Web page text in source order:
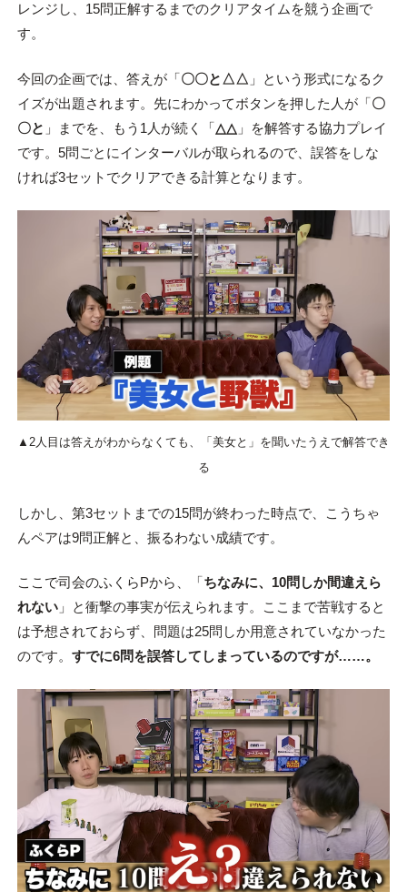
レンジし、15問正解するまでのクリアタイムを競う企画で
す。
今回の企画では、答えが「〇〇と△△ 」という形式になるク
イズが出題されます。先にわかってボタンを押した人が「〇
〇と 」までを、もう1人が続く「△△ 」を解答する協力プレイ
です。5問ごとにインターバルが取られるので、誤答をしな
ければ3セットでクリアできる計算となります。
▲2人目は答えがわからなくても、「美女と」を聞いたうえで解答でき
る
しかし、第3セットまでの15問が終わった時点で、こうちゃ
んペアは9問正解と、振るわない成績です。
ここで司会のふくらPから、「ちなみに、10問しか間違えら
れない」と衝撃の事実が伝えられます。ここまで苦戦すると
は予想されておらず、問題は25問しか用意されていなかった
のです。 すでに6問を誤答してしまっているのですが……。